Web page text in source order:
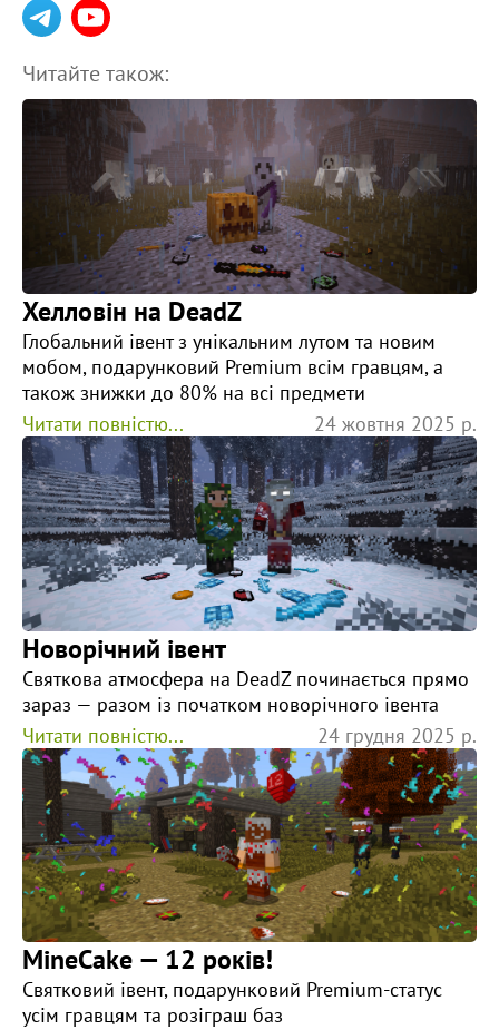
Читайте також:
Хелловін на DeadZ
Глобальний івент з унікальним лутом та новим
мобом, подарунковий Premium всім гравцям, а
також знижки до 80% на всі предмети
Читати повністю...
24 жовтня 2025 р.
Новорічний івент
Святкова атмосфера на DeadZ починається прямо
зараз — разом із початком новорічного івента
Читати повністю...
24 грудня 2025 р.
MineCake — 12 років!
Святковий івент, подарунковий Premium-статус
усім гравцям та розіграш баз